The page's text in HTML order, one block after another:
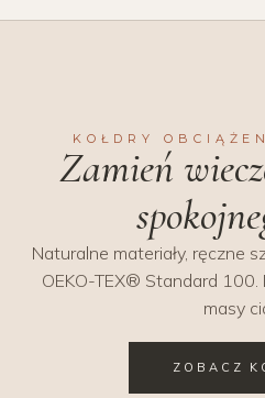
KOŁDRY
Zamień
Naturalne materiały, ręczne
OEKO-TEX® Standard
masy
ZOBACZ